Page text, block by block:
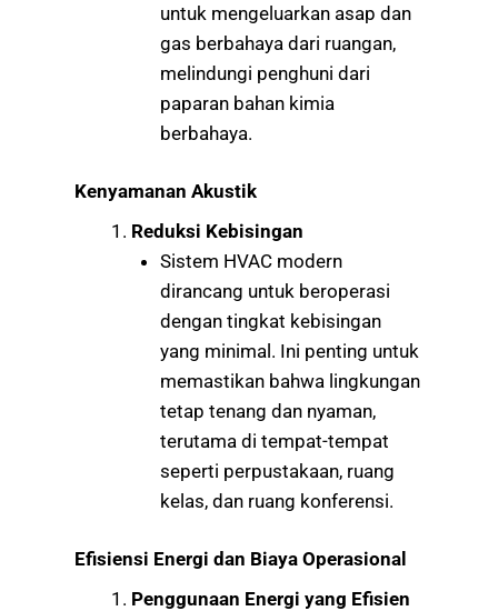
untuk mengeluarkan asap dan
gas berbahaya dari ruangan,
melindungi penghuni dari
paparan bahan kimia
berbahaya.
Kenyamanan Akustik
Reduksi Kebisingan
Sistem HVAC modern
dirancang untuk beroperasi
dengan tingkat kebisingan
yang minimal. Ini penting untuk
memastikan bahwa lingkungan
tetap tenang dan nyaman,
terutama di tempat-tempat
seperti perpustakaan, ruang
kelas, dan ruang konferensi.
Efisiensi Energi dan Biaya Operasional
Penggunaan Energi yang Efisien